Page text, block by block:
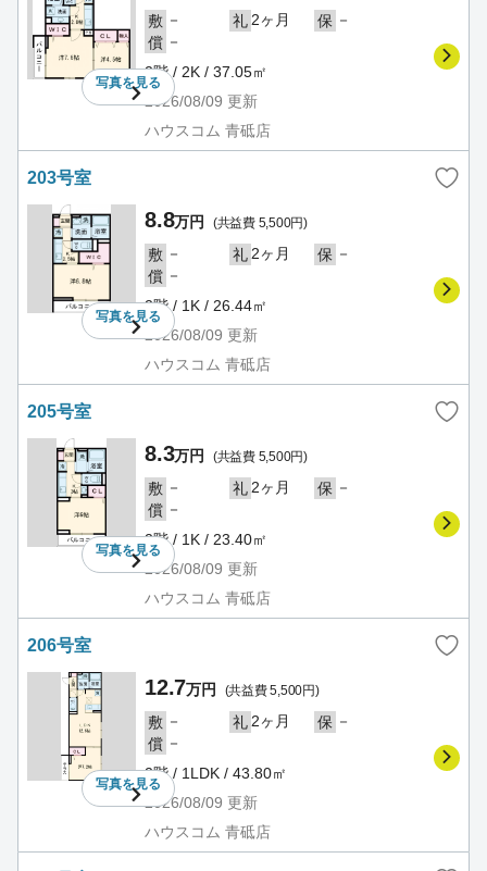
写真を見る
敷 － 礼2ヶ月 保 －
償 －
2階 / 2K / 37.05㎡
2026/08/09 更新
ハウスコム 青砥店
203号室
写真を見る
8.8万円 (共益費 5,500円)
敷 － 礼2ヶ月 保 －
償 －
2階 / 1K / 26.44㎡
2026/08/09 更新
ハウスコム 青砥店
205号室
写真を見る
8.3万円 (共益費 5,500円)
敷 － 礼2ヶ月 保 －
償 －
2階 / 1K / 23.40㎡
2026/08/09 更新
ハウスコム 青砥店
206号室
写真を見る
12.7万円 (共益費 5,500円)
敷 － 礼2ヶ月 保 －
償 －
2階 / 1LDK / 43.80㎡
2026/08/09 更新
ハウスコム 青砥店